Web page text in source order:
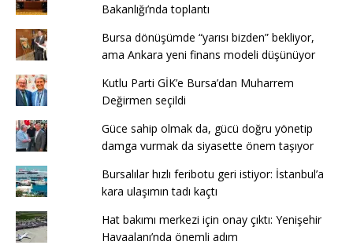
Bakanlığı’nda toplantı
Bursa dönüşümde “yarısı bizden” bekliyor,
ama Ankara yeni finans modeli düşünüyor
Kutlu Parti GİK’e Bursa’dan Muharrem
Değirmen seçildi
Güce sahip olmak da, gücü doğru yönetip
damga vurmak da siyasette önem taşıyor
Bursalılar hızlı feribotu geri istiyor: İstanbul’a
kara ulaşımın tadı kaçtı
Hat bakımı merkezi için onay çıktı: Yenişehir
Havaalanı’nda önemli adım